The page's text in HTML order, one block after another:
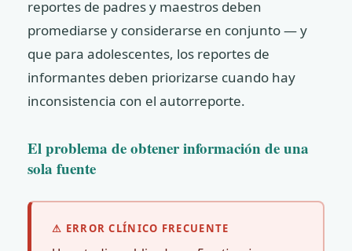
reportes de padres y maestros deben
promediarse y considerarse en conjunto — y
que para adolescentes, los reportes de
informantes deben priorizarse cuando hay
inconsistencia con el autorreporte.
El problema de obtener información de una
sola fuente
⚠ ERROR CLÍNICO FRECUENTE